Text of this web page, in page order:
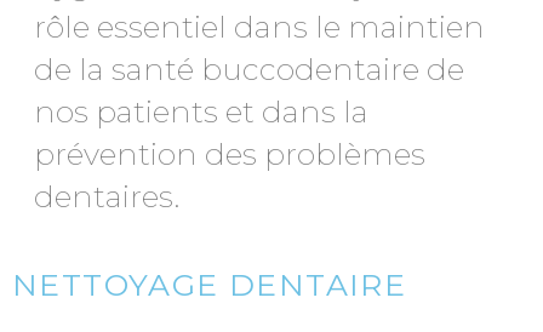
rôle essentiel dans le maintien
de la santé buccodentaire de
nos patients et dans la
prévention des problèmes
dentaires.
NETTOYAGE DENTAIRE